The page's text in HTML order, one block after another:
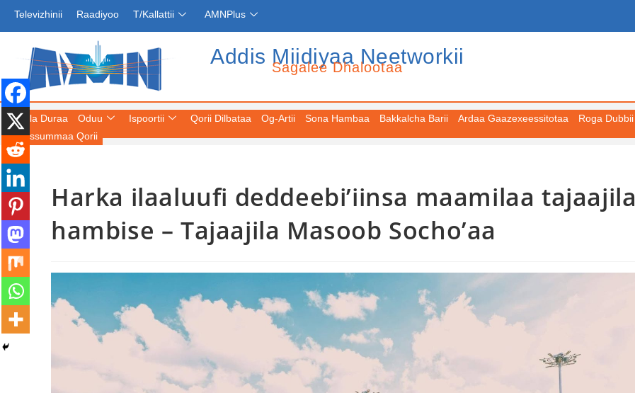
Televizhinii Raadiyoo T/Kallattii AMNPlus
Addis Miidiyaa Neetworkii
Sagalee Dhalootaa
Fuula Duraa Oduu
Dooktar Abiyyi Terminaala Haaraa
Buufata Xiyyaaraa Dajjaazmaach Balaay
Zallaqaa eebbisan
Dooktar Abiyyi Ahimad fi Giiftii Duree
Zinnaash Taayyaachoo dabalee
qondaaltootni hojii Mootummaa misooma
Ispoortii Qorii Dilbataa Og-Artii Sona Hambaa Bakkalcha Barii Ardaa Gaazexeessitotaa Roga Dubbii
Keessummaa Qorii
Harka ilaaluufi deddeebi’iinsa maamilaa tajaajila
hambise – Tajaajila Masoob Socho’aa